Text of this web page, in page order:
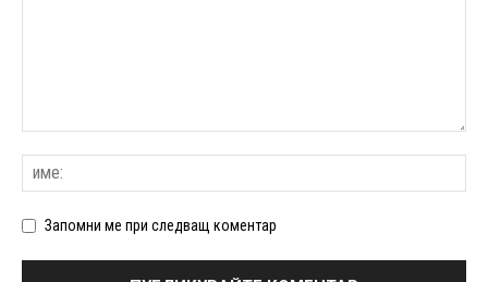
Запомни ме при следващ коментар